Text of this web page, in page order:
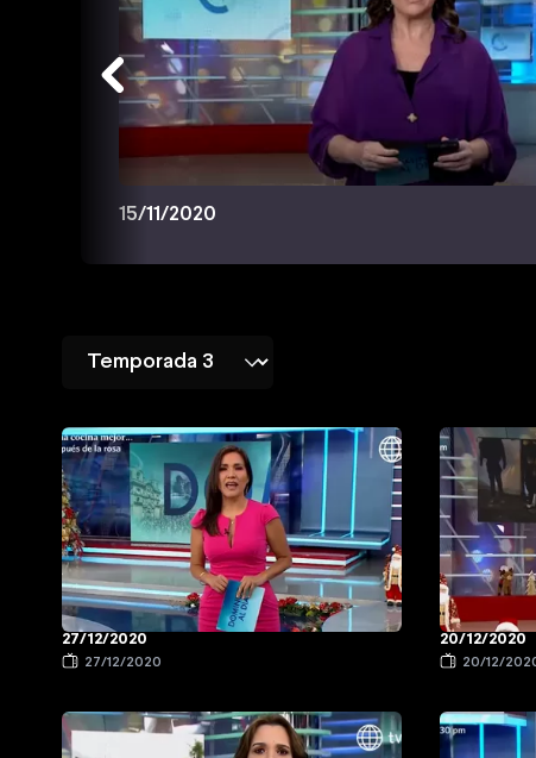
15/11/2020
27/12/2020
27/12/2020
20/12/2020
20/12/